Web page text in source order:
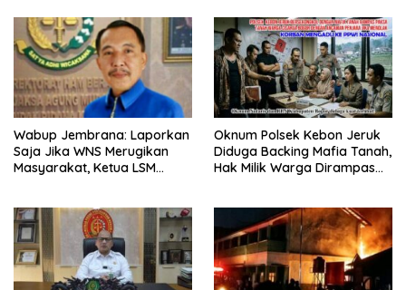
Wabup Jembrana: Laporkan
Saja Jika WNS Merugikan
Masyarakat, Ketua LSM
Anggota Kelompok Ahli
Pemkab
Oknum Polsek Kebon Jeruk
Diduga Backing Mafia Tanah,
Hak Milik Warga Dirampas